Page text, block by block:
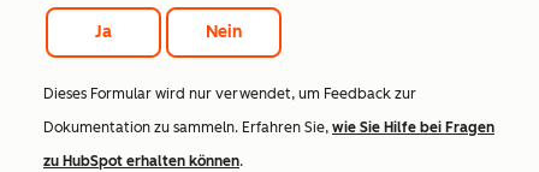
Ja Nein
Dieses Formular wird nur verwendet, um Feedback zur
Dokumentation zu sammeln. Erfahren Sie, wie Sie Hilfe bei Fragen
zu HubSpot erhalten können.